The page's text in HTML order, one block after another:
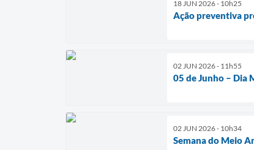
18 JUN 2026 - 10h25
Ação preventiva
02 JUN 2026 - 11h55
05 de Junho – Dia
02 JUN 2026 - 10h34
Semana do Meio